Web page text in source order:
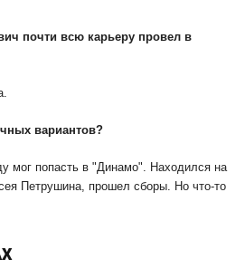
почти всю карьеру провел в
вариантов?
мог попасть в "Динамо". Находился на
Петрушина, прошел сборы. Но что-то